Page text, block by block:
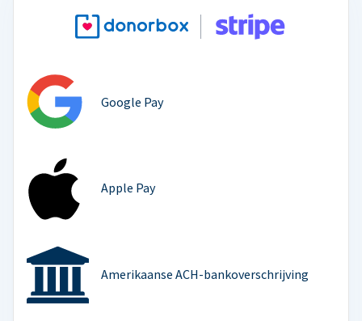
Google Pay
Apple Pay
Amerikaanse ACH-bankoverschrijving